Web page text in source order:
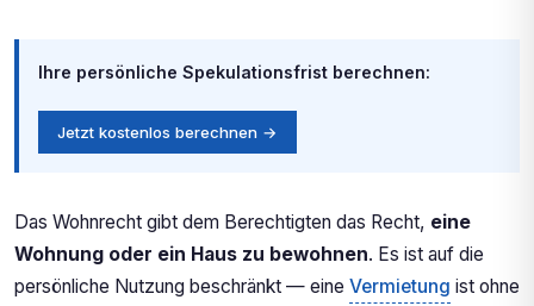
Ihre persönliche Spekulationsfrist berechnen:
Jetzt kostenlos berechnen →
Das Wohnrecht gibt dem Berechtigten das Recht, eine
Wohnung oder ein Haus zu bewohnen. Es ist auf die
persönliche Nutzung beschränkt — eine Vermietung ist ohne